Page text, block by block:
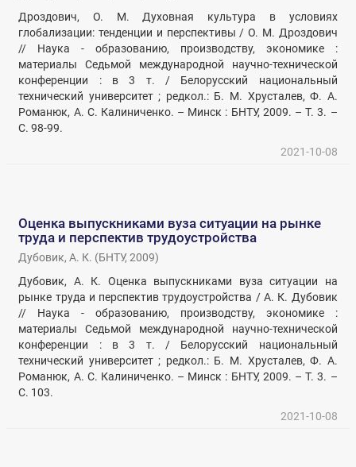
Дроздович, О. М. Духовная культура в условиях
глобализации: тенденции и перспективы / О. М. Дроздович
// Наука - образованию, производству, экономике :
материалы Седьмой международной научно-технической
конференции : в 3 т. / Белорусский национальный
технический университет ; редкол.: Б. М. Хрусталев, Ф. А.
Романюк, А. С. Калиниченко. – Минск : БНТУ, 2009. – Т. 3. –
С. 98-99.
2021-10-08
Оценка выпускниками вуза ситуации на рынке
труда и перспектив трудоустройства
Дубовик, А. К. (БНТУ,2009)
Дубовик, А. К. Оценка выпускниками вуза ситуации на
рынке труда и перспектив трудоустройства / А. К. Дубовик
// Наука - образованию, производству, экономике :
материалы Седьмой международной научно-технической
конференции : в 3 т. / Белорусский национальный
технический университет ; редкол.: Б. М. Хрусталев, Ф. А.
Романюк, А. С. Калиниченко. – Минск : БНТУ, 2009. – Т. 3. –
С. 103.
2021-10-08